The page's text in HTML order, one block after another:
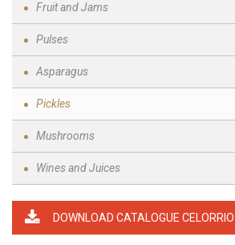
Fruit and Jams
Pulses
Asparagus
Pickles
Mushrooms
Wines and Juices
DOWNLOAD CATALOGUE CELORRIO